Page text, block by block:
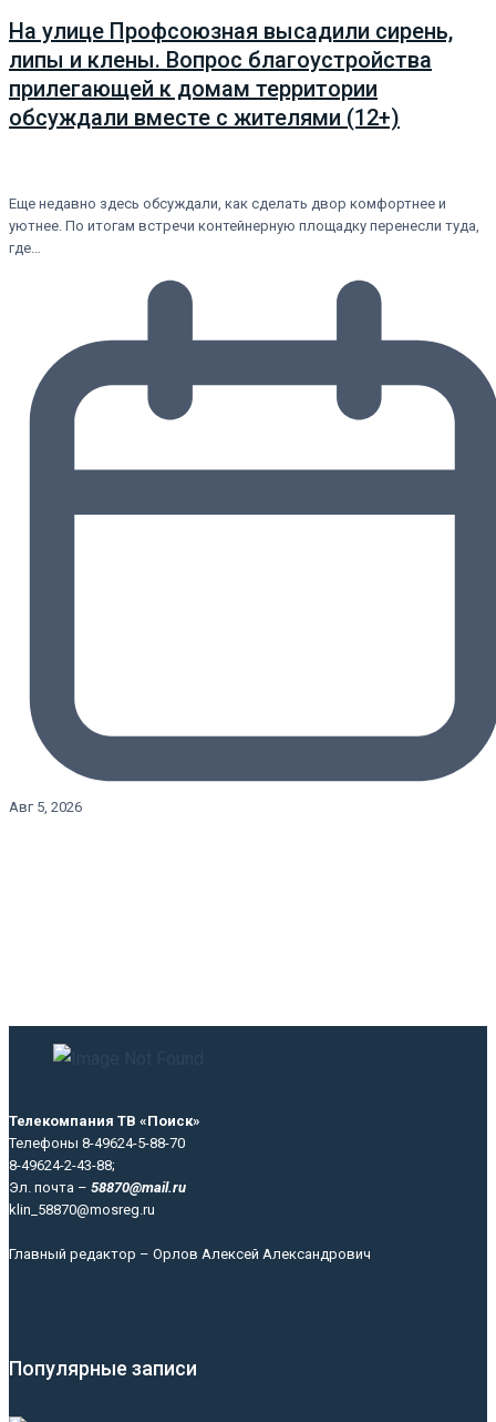
На улице Профсоюзная высадили сирень,
липы и клены. Вопрос благоустройства
прилегающей к домам территории
обсуждали вместе с жителями (12+)
Еще недавно здесь обсуждали, как сделать двор комфортнее и
уютнее. По итогам встречи контейнерную площадку перенесли туда,
где…
Авг 5, 2026
Телекомпания ТВ «Поиск»
Телефоны 8-49624-5-88-70
8-49624-2-43-88;
Эл. почта – 58870@mail.ru
klin_58870@mosreg.ru
Главный редактор – Орлов Алексей Александрович
Популярные записи